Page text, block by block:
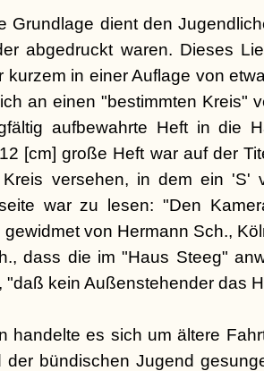
Grundlage dient den
abgedruckt waren. Dieses
kurzem in einer Auflage von
an einen "bestimmten Kreis"
aufbewahrte Heft in die
[cm] große Heft war auf der
Kreis versehen, in dem ein 'S'
war zu lesen: "Den
von Hermann Sch.,
dass die im "Haus Steeg"
"daß kein Außenstehender das
handelte es sich um ältere
der bündischen Jugend